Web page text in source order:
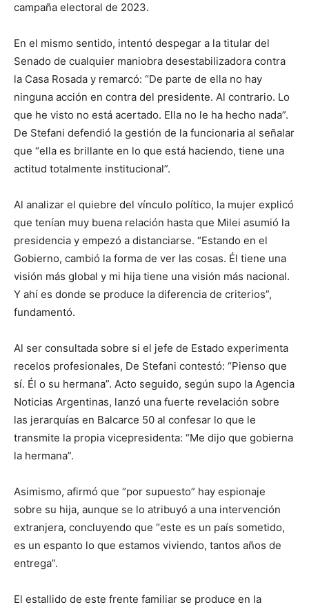
campaña electoral de 2023.
En el mismo sentido, intentó despegar a la titular del
Senado de cualquier maniobra desestabilizadora contra
la Casa Rosada y remarcó: “De parte de ella no hay
ninguna acción en contra del presidente. Al contrario. Lo
que he visto no está acertado. Ella no le ha hecho nada”.
De Stefani defendió la gestión de la funcionaria al señalar
que “ella es brillante en lo que está haciendo, tiene una
actitud totalmente institucional”.
Al analizar el quiebre del vínculo político, la mujer explicó
que tenían muy buena relación hasta que Milei asumió la
presidencia y empezó a distanciarse. “Estando en el
Gobierno, cambió la forma de ver las cosas. Él tiene una
visión más global y mi hija tiene una visión más nacional.
Y ahí es donde se produce la diferencia de criterios”,
fundamentó.
Al ser consultada sobre si el jefe de Estado experimenta
recelos profesionales, De Stefani contestó: “Pienso que
sí. Él o su hermana”. Acto seguido, según supo la Agencia
Noticias Argentinas, lanzó una fuerte revelación sobre
las jerarquías en Balcarce 50 al confesar lo que le
transmite la propia vicepresidenta: “Me dijo que gobierna
la hermana”.
Asimismo, afirmó que “por supuesto” hay espionaje
sobre su hija, aunque se lo atribuyó a una intervención
extranjera, concluyendo que “este es un país sometido,
es un espanto lo que estamos viviendo, tantos años de
entrega”.
El estallido de este frente familiar se produce en la